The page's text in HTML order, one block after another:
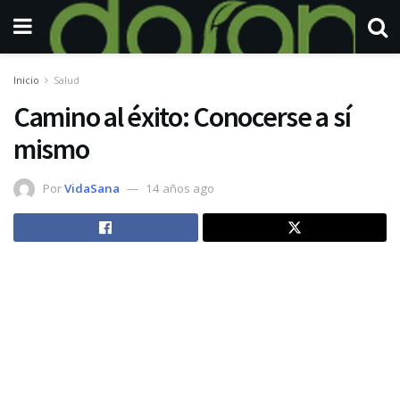
Inicio Salud
Camino al éxito: Conocerse a sí
mismo
PorVidaSana 14 años ago